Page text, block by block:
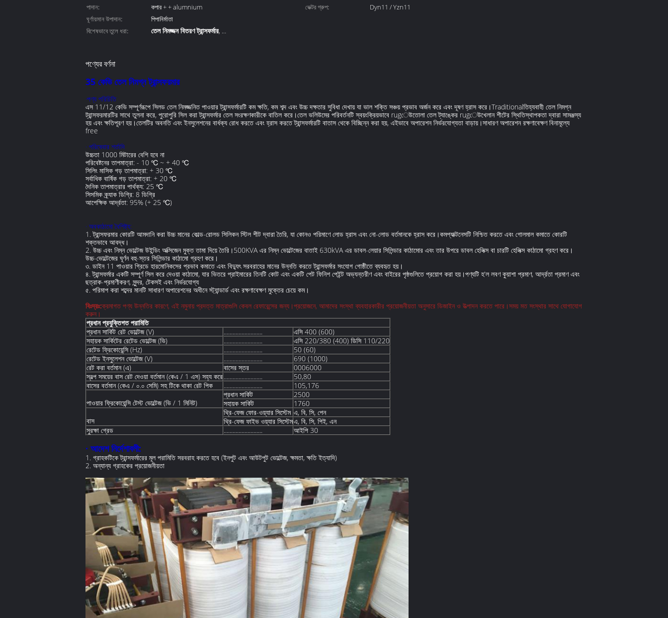
কেভি
পাদান:
কপার + + alumnium ভেক্টর গ্রুপ:
Dyn11 / Yzn11
ঘূর্ণায়মান উপাদান:
পিপানির্মাতা
বিশেষভাবে তুলে ধরা:
তেল নিমজ্জন বিতরণ ট্রান্সফর্মার,
পণ্যের বর্ণনা
35 কেভি তেল নিমগ্ন ট্রান্সফরমার
·পণ্য পরিচিতি
এস 11/12 কেভি সম্পূর্ণরূপে সিলড তেল নিমজ্জনিত পাওয়ার ট্রান্সফর্মারটি কম ক্ষতি, কম শব্দ এবং উচ্চ দক্ষতার সুবিধা দেখায় যা ভাল শক্তি সঞ্চয় প্রভাব অর্জন করে এবং দূষণ হ্রাস করে।Traditionalতিহ্যবাহী তেল নিমগ্ন
ট্রান্সফরমারটির সাথে তুলনা করে, পুরোপুরি সিল করা ট্রান্সফর্মার তেল সংরক্ষণকারীকে বাতিল করে।তেল ভলিউমের পরিবর্তনটি স্বয়ংক্রিয়ভাবে rugেউতোলা তেল ট্যাঙ্কের rugেউখেলান শীটের স্থিতিস্থাপকতা দ্বারা সামঞ্জস্য
হয় এবং ক্ষতিপূরণ হয়।তেলটির অবনতি এবং ইনসুলেশনের বার্ধক্য রোধ করতে এবং হ্রাস করতে ট্রান্সফর্মারটি বাতাস থেকে বিচ্ছিন্ন করা হয়, এইভাবে অপারেশন নির্ভরযোগ্যতা বাড়ায়।সাধারণ অপারেশন রক্ষণাবেক্ষণ বিনামূল্যে
free
· পরিষেবার শর্তাদি
উচ্চতা 1000 মিটারের বেশি হবে না
পরিবেষ্টনের তাপমাত্রা: - 10 ℃ ~ + 40 ℃
সিলিং মাসিক গড় তাপমাত্রা: + 30 ℃
সর্বাধিক বার্ষিক গড় তাপমাত্রা: + 20 ℃
দৈনিক তাপমাত্রার পার্থক্য: 25 ℃
সিসমিক ক্র্যাক ডিগ্রি: 8 ডিগ্রি
আপেক্ষিক আর্দ্রতা: 95% (+ 25 ℃)
· অবকাঠামো বৈশিষ্ট্য:
1. ট্রান্সফরমার কোরটি আমদানি করা উচ্চ মানের কোল্ড-রোলড সিলিকন স্টিল শীট দ্বারা তৈরি, যা কোনও পরিমাণে লোড হ্রাস এবং নো-লোড বর্তমানকে হ্রাস করে।কমপ্যাক্টনেসটি নিশ্চিত করতে এবং গোলমাল কমাতে কোরটি
শক্তভাবে আবদ্ধ।
2. উচ্চ এবং নিম্ন ভোল্টেজ উইন্ডিং অক্সিজেন মুক্ত তামা দিয়ে তৈরি।500KVA এর নিম্ন ভোল্টেজের বাতাই 630kVA এর ডাবল-লেয়ার সিলিন্ডার কাঠামোর এবং তার উপরে ডাবল হেলিক্স বা চারটি হেলিক্স কাঠামো গ্রহণ করে।
উচ্চ-ভোল্টেজের ঘূর্ণন বহু-স্তর সিলিন্ডার কাঠামো গ্রহণ করে।
৩. ডাইন 11 পাওয়ার গ্রিডে হারমোনিকসের প্রভাব কমাতে এবং বিদ্যুৎ সরবরাহের মানের উন্নতি করতে ট্রান্সফর্মার সংযোগ গোষ্ঠীতে ব্যবহৃত হয়।
৪. ট্রান্সফর্মার একটি সম্পূর্ণ সিল করে দেওয়া কাঠামো, যার ভিতরে প্রাইমারের তিনটি কোট এবং একটি পেট ফিনিশ পেইন্ট অভ্যন্তরীণ এবং বাইরের পৃষ্ঠগুলিতে প্রয়োগ করা হয়।পণ্যটি হ'ল লবণ কুয়াশা প্রমাণ, আর্দ্রতা প্রমাণ এবং
ছত্রাক-প্রমাণীকরণ, সুন্দর, টেকসই এবং নির্ভরযোগ্য
৫. পরিমাপ করা শব্দের মানটি সাধারণ অপারেশনের অধীনে স্ট্যান্ডার্ড এবং রক্ষণাবেক্ষণ মুক্তের চেয়ে কম।
বিঃদ্রঃ:ক্রমাগত পণ্য উন্নতির কারণে, এই নমুনায় প্রদত্ত মাত্রাগুলি কেবল রেফারেন্সের জন্য।প্রয়োজনে, আমাদের সংস্থা ব্যবহারকারীর প্রয়োজনীয়তা অনুসারে ডিজাইন ও উত্পাদন করতে পারে।সময় মত সংস্থার সাথে যোগাযোগ
করুন।
প্রধান প্রযুক্তিগত পরামিতি
প্রধান সার্কিট রেট ভোল্টেজ (V)
..........................
এসি 400 (600)
সহায়ক সার্কিটের রেটেড ভোল্টেজ (ভি)
..........................
এসি 220/380 (400) ডিসি 110/220
রেটেড ফ্রিকোয়েন্সি (Hz)
..........................
50 (60)
রেটেড ইনসুলেশন ভোল্টেজ (V)
..........................
690 (1000)
রেট করা বর্তমান (এ)
বাসের স্তর
0006000
স্বল্প সময়ের বাস রেট দেওয়া বর্তমান (কেএ / 1 এস) সহ্য করে..........................
50,80
বাসের বর্তমান (কেএ / ০.০ সেমি) সহ টিকে থাকা রেট পিক
..........................
105,176
পাওয়ার ফ্রিকোয়েন্সি টেস্ট ভোল্টেজ (ভি / 1 মিনিট)
প্রধান সার্কিট
2500
সহায়ক সার্কিট
1760
বাস
থ্রি-ফেজ ফোর-ওয়্যার সিস্টেম এ, বি, সি, পেন
থ্রি-ফেজ ফাইভ ওয়্যার সিস্টেমএ, বি, সি, পিই, এন
সুরক্ষা গ্রেড
.......................... আইপি 30
· আদেশ নির্দেশাবলী:
1. গ্রাহকটিকে ট্রান্সফর্মারের মূল পরামিতি সরবরাহ করতে হবে (ইনপুট এবং আউটপুট ভোল্টেজ, ক্ষমতা, ক্ষতি ইত্যাদি)
2. অন্যান্য গ্রাহকের প্রয়োজনীয়তা